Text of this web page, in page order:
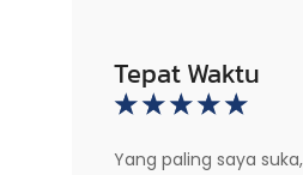
Tepat Waktu
☆☆☆☆☆
Yang paling saya